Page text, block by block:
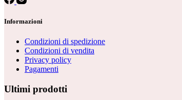
Informazioni
Condizioni di spedizione
Condizioni di vendita
Privacy policy
Pagamenti
Ultimi prodotti